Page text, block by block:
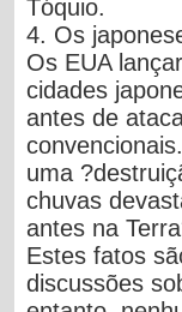
Tóquio.
4. Os
Os EUA
cidades
antes de
uma
chuvas
antes na
Estes fatos
discussões